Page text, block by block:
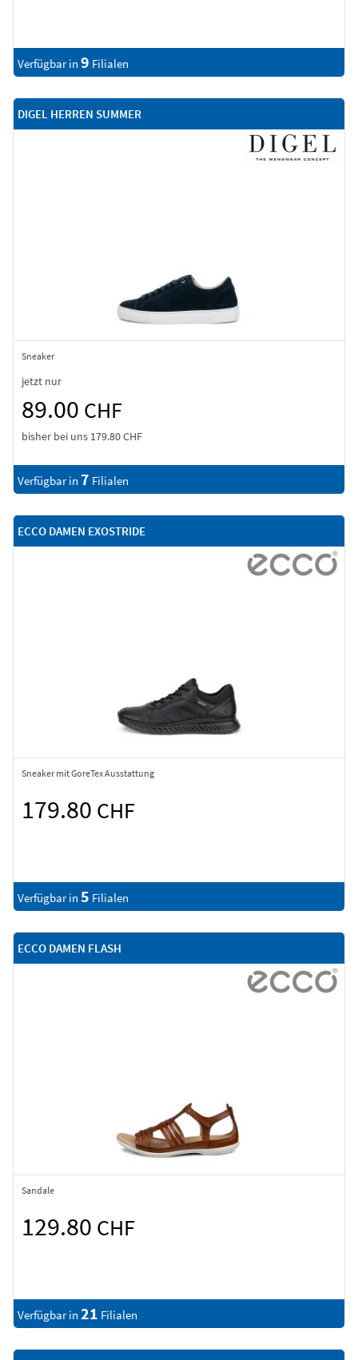
Verfügbar in 9 Filialen
DIGEL HERREN SUMMER
Sneaker
jetzt nur
89.00 CHF
bisher bei uns 179.80 CHF
Verfügbar in 7 Filialen
ECCO DAMEN EXOSTRIDE
Sneaker mit GoreTex Ausstattung
179.80 CHF
Verfügbar in 5 Filialen
ECCO DAMEN FLASH
Sandale
129.80 CHF
Verfügbar in 21 Filialen